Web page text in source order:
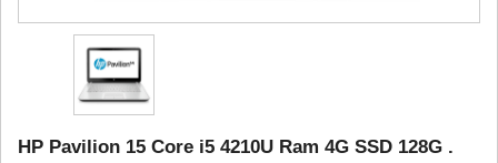
HP Pavilion 15 Core i5 4210U Ram 4G SSD 128G .